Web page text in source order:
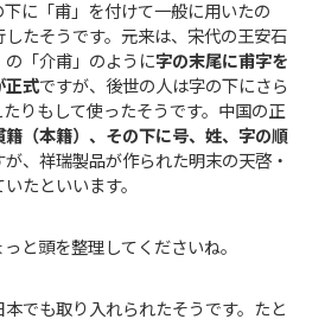
に「甫」を付けて一般に用いたの
たそうです。元来は、宋代の王安石
の「介甫」のように字の末尾に甫字を
正式ですが、後世の人は字の下にさら
りもして使ったそうです。中国の正
籍（本籍）、その下に号、姓、字の順
が、祥瑞製品が作られた明末の天啓・
たといいます。
と頭を整理してくださいね。
でも取り入れられたそうです。たと